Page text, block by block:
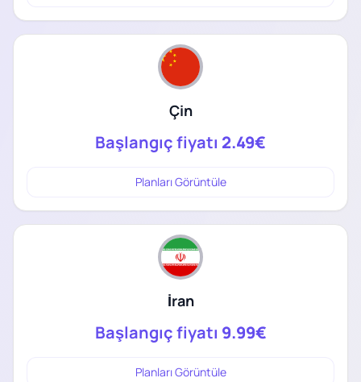
Çin
Başlangıç fiyatı 2.49€
Planları Görüntüle
İran
Başlangıç fiyatı 9.99€
Planları Görüntüle